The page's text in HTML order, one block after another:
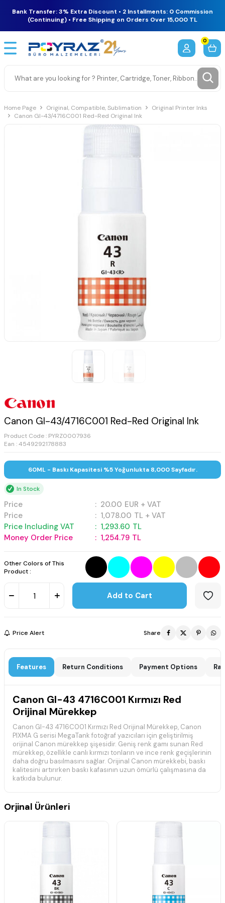
Bank Transfer: 3% Extra Discount • 2 Installments: 0 Commission
(Continuing) • Free Shipping on Orders Over 15,000 TL
0
Home Page Original, Compatible, Sublimation
Original Printer Inks
Canon GI-43/4716C001 Red-Red Original Ink
Canon GI-43/4716C001 Red-Red Original Ink
Product Code : PYRZ0007936
Ean : 4549292178883
60ML - Baskı Kapasitesi %5 Yoğunlukta 8,000 Sayfadır.
In Stock
Price : 20.00 EUR + VAT
Price
: 1,078.00 TL + VAT
Price Including VAT
: 1,293.60 TL
Money Order Price
: 1,254.79 TL
Other Colors of This
Product :
Add to Cart
Price Alert Share
Features Return Conditions Payment Options
Canon GI-43 4716C001 Kırmızı Red
Orijinal Mürekkep
Canon GI-43 4716C001 Kırmızı Red Orijinal Mürekkep, Canon
PIXMA G serisi MegaTank fotoğraf yazıcıları için geliştirilmiş
orijinal Canon mürekkep şişesidir. Geniş renk gamı sunan Red
mürekkep, özellikle canlı kırmızı tonların ve ince renk geçişlerinin
daha doğru basılmasını sağlar. Orijinal Canon mürekkebi, baskı
kalitesini artırırken baskı kafasının uzun ömürlü çalışmasına da
katkıda bulunur.
Marka:Canon
Ürün Kodu:
4716C001
Durum:
🖨️ Uyumlu Yazıcı Modelleri
Canon PIXMA G540
Orjinal Ürünleri